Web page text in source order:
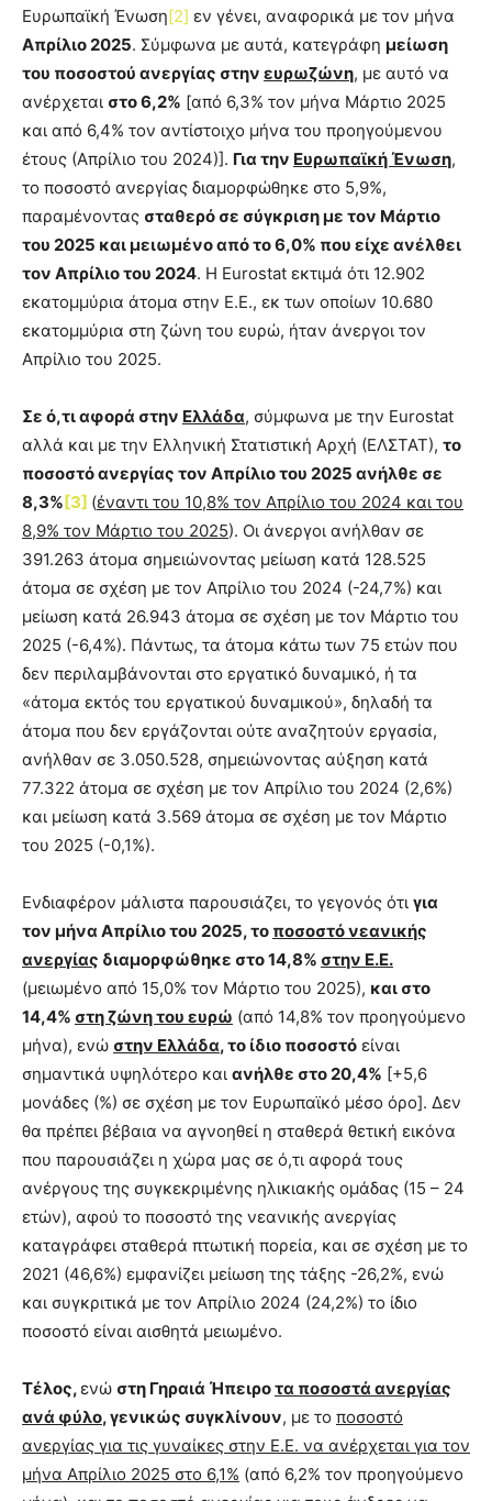
Ευρωπαϊκή Ένωση[2] εν γένει, αναφορικά με τον μήνα
Απρίλιο 2025. Σύμφωνα με αυτά, κατεγράφη μείωση
του ποσοστού ανεργίας στην ευρωζώνη, με αυτό να
ανέρχεται στο 6,2% [από 6,3% τον μήνα Μάρτιο 2025
και από 6,4% τον αντίστοιχο μήνα του προηγούμενου
έτους (Απρίλιο του 2024)]. Για την Ευρωπαϊκή Ένωση,
το ποσοστό ανεργίας διαμορφώθηκε στο 5,9%,
παραμένοντας σταθερό σε σύγκριση με τον Μάρτιο
του 2025 και μειωμένο από το 6,0% που είχε ανέλθει
τον Απρίλιο του 2024. Η Eurostat εκτιμά ότι 12.902
εκατομμύρια άτομα στην Ε.Ε., εκ των οποίων 10.680
εκατομμύρια στη ζώνη του ευρώ, ήταν άνεργοι τον
Απρίλιο του 2025.
Σε ό,τι αφορά στην Ελλάδα, σύμφωνα με την Eurostat
αλλά και με την Ελληνική Στατιστική Αρχή (ΕΛΣΤΑΤ), το
ποσοστό ανεργίας τον Απρίλιο του 2025 ανήλθε σε
8,3% [3] (έναντι του 10,8% τον Απρίλιο του 2024 και του
8,9% τον Μάρτιο του 2025). Οι άνεργοι ανήλθαν σε
391.263 άτομα σημειώνοντας μείωση κατά 128.525
άτομα σε σχέση με τον Απρίλιο του 2024 (-24,7%) και
μείωση κατά 26.943 άτομα σε σχέση με τον Μάρτιο του
2025 (-6,4%). Πάντως, τα άτομα κάτω των 75 ετών που
δεν περιλαμβάνονται στο εργατικό δυναμικό, ή τα
«άτομα εκτός του εργατικού δυναμικού», δηλαδή τα
άτομα που δεν εργάζονται ούτε αναζητούν εργασία,
ανήλθαν σε 3.050.528, σημειώνοντας αύξηση κατά
77.322 άτομα σε σχέση με τον Απρίλιο του 2024 (2,6%)
και μείωση κατά 3.569 άτομα σε σχέση με τον Μάρτιο
του 2025 (-0,1%).
Ενδιαφέρον μάλιστα παρουσιάζει, το γεγονός ότι για
τον μήνα Απρίλιο του 2025, το ποσοστό νεανικής
ανεργίας διαμορφώθηκε στο 14,8% στην Ε.Ε.
(μειωμένο από 15,0% τον Μάρτιο του 2025), και στο
14,4% στη ζώνη του ευρώ (από 14,8% τον προηγούμενο
μήνα), ενώ στην Ελλάδα, το ίδιο ποσοστό είναι
σημαντικά υψηλότερο και ανήλθε στο 20,4% [+5,6
μονάδες (%) σε σχέση με τον Ευρωπαϊκό μέσο όρο]. Δεν
θα πρέπει βέβαια να αγνοηθεί η σταθερά θετική εικόνα
που παρουσιάζει η χώρα μας σε ό,τι αφορά τους
ανέργους της συγκεκριμένης ηλικιακής ομάδας (15 – 24
ετών), αφού το ποσοστό της νεανικής ανεργίας
καταγράφει σταθερά πτωτική πορεία, και σε σχέση με το
2021 (46,6%) εμφανίζει μείωση της τάξης -26,2%, ενώ
και συγκριτικά με τον Απρίλιο 2024 (24,2%) το ίδιο
ποσοστό είναι αισθητά μειωμένο.
Τέλος,ενώ στη Γηραιά Ήπειροτα ποσοστά ανεργίας
ανά φύλο, γενικώς συγκλίνουν, με το ποσοστό
ανεργίας για τις γυναίκες στην Ε.Ε. να ανέρχεται για τον
μήνα Απρίλιο 2025 στο 6,1% (από 6,2% τον προηγούμενο